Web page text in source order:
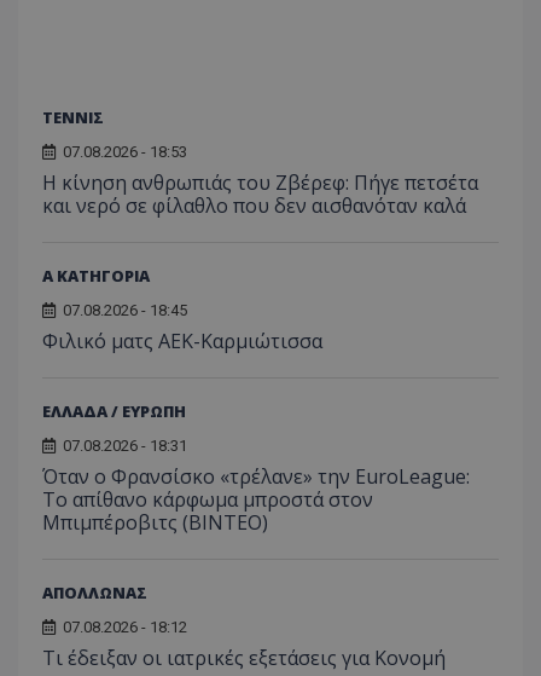
ΤΕΝΝΙΣ
07.08.2026 - 18:53
Η κίνηση ανθρωπιάς του Ζβέρεφ: Πήγε πετσέτα
και νερό σε φίλαθλο που δεν αισθανόταν καλά
Α ΚΑΤΗΓΟΡΙΑ
07.08.2026 - 18:45
Φιλικό ματς ΑΕΚ-Καρμιώτισσα
ΕΛΛΑΔΑ / ΕΥΡΩΠΗ
07.08.2026 - 18:31
Όταν ο Φρανσίσκο «τρέλανε» την EuroLeague:
Το απίθανο κάρφωμα μπροστά στον
Μπιμπέροβιτς (ΒΙΝΤΕΟ)
ΑΠΟΛΛΩΝΑΣ
07.08.2026 - 18:12
Τι έδειξαν οι ιατρικές εξετάσεις για Κονομή